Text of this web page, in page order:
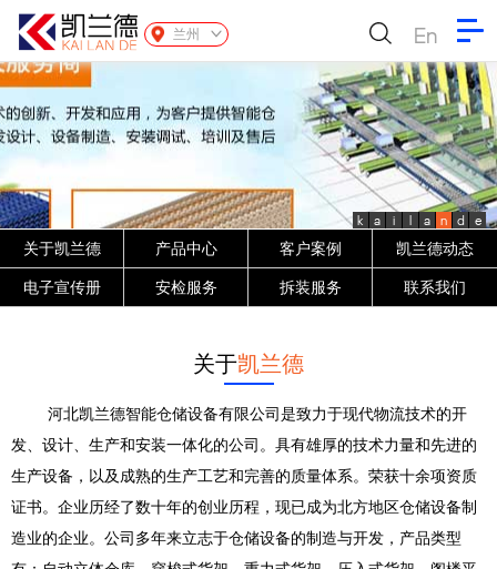
兰州 En
k a i l a n d e
关于凯兰德 产品中心 客户案例 凯兰德动态
电子宣传册 安检服务 拆装服务 联系我们
关于凯兰德
河北凯兰德智能仓储设备有限公司是致力于现代物流技术的开
发、设计、生产和安装一体化的公司。具有雄厚的技术力量和先进的
生产设备，以及成熟的生产工艺和完善的质量体系。荣获十余项资质
证书。企业历经了数十年的创业历程，现已成为北方地区仓储设备制
造业的企业。公司多年来立志于仓储设备的制造与开发，产品类型